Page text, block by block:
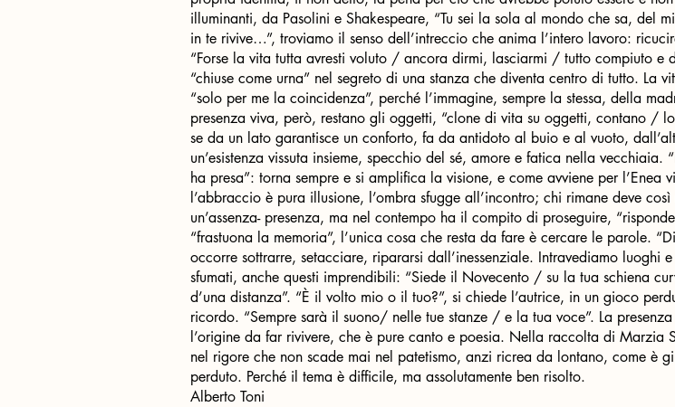
illuminanti, da Pasolini e Shakespeare, “Tu sei la sola al mondo che sa,
in te rivive…”, troviamo il senso dell’intreccio che anima l’intero lavoro:
“Forse la vita tutta avresti voluto / ancora dirmi, lasciarmi / tutto compiuto e
“chiuse come urna” nel segreto di una stanza che diventa centro di tutto.
“solo per me la coincidenza”, perché l’immagine, sempre la stessa, della
presenza viva, però, restano gli oggetti, “clone di vita su oggetti, contano /
se da un lato garantisce un conforto, fa da antidoto al buio e al vuoto,
un’esistenza vissuta insieme, specchio del sé, amore e fatica nella
ha presa”: torna sempre e si amplifica la visione, e come avviene per
l’abbraccio è pura illusione, l’ombra sfugge all’incontro; chi rimane deve
un’assenza- presenza, ma nel contempo ha il compito di proseguire,
“frastuona la memoria”, l’unica cosa che resta da fare è cercare le parole.
occorre sottrarre, setacciare, ripararsi dall’inessenziale. Intravediamo luoghi
sfumati, anche questi imprendibili: “Siede il Novecento / su la tua schiena
d’una distanza”. “È il volto mio o il tuo?”, si chiede l’autrice, in un gioco
ricordo. “Sempre sarà il suono/ nelle tue stanze / e la tua voce”. La
l’origine da far rivivere, che è pure canto e poesia. Nella raccolta di Marzia
nel rigore che non scade mai nel patetismo, anzi ricrea da lontano, come è
perduto. Perché il tema è difficile, ma assolutamente ben risolto.
Alberto Toni